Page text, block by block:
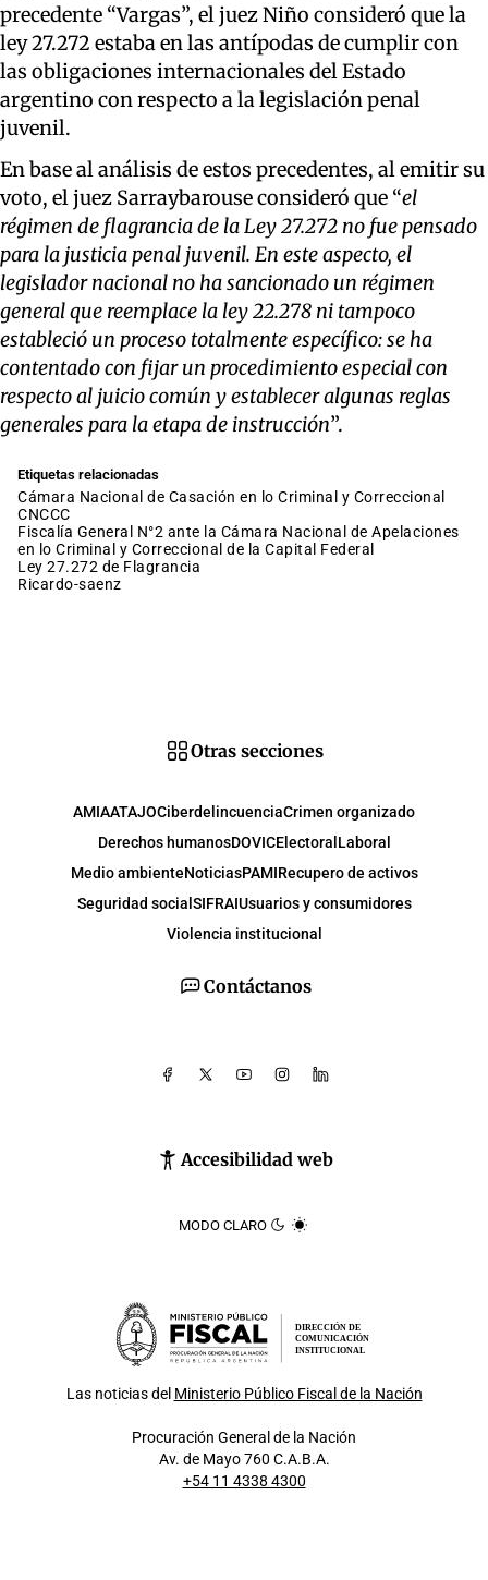
precedente “Vargas”, el juez Niño consideró que la
ley 27.272 estaba en las antípodas de cumplir con
las obligaciones internacionales del Estado
argentino con respecto a la legislación penal
juvenil.
En base al análisis de estos precedentes, al emitir su
voto, el juez Sarraybarouse consideró que “el
régimen de flagrancia de la Ley 27.272 no fue pensado
para la justicia penal juvenil. En este aspecto, el
legislador nacional no ha sancionado un régimen
general que reemplace la ley 22.278 ni tampoco
estableció un proceso totalmente específico: se ha
contentado con fijar un procedimiento especial con
respecto al juicio común y establecer algunas reglas
generales para la etapa de instrucción”.
Etiquetas relacionadas
Cámara Nacional de Casación en lo Criminal y Correccional
CNCCC
Fiscalía General N°2 ante la Cámara Nacional de Apelaciones
en lo Criminal y Correccional de la Capital Federal
Ley 27.272 de Flagrancia
ricardo-saenz
Contáctanos
Accesibilidad web
MODO CLARO
Otras secciones
AMIAATAJOCiberdelincuenciaCrimen organizado
Derechos humanosDOVICElectoral Laboral
Medio ambienteNoticiasPAMIRecupero de activos
Seguridad social SIFRAIUsuarios y consumidores
Violencia institucional
DIRECCIÓN DE
COMUNICACIÓN
INSTITUCIONAL
Las noticias del Ministerio Público Fiscal de la Nación
Procuración General de la Nación
Av. de Mayo 760 C.A.B.A.
+54 11 4338 4300